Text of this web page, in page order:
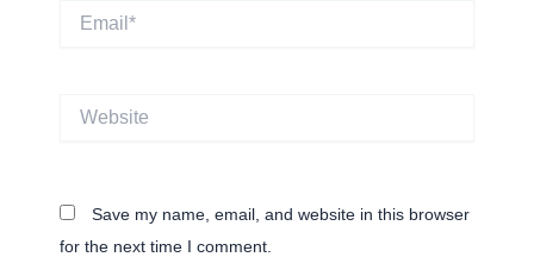
Email*
Website
Save my name, email, and website in this browser
for the next time I comment.